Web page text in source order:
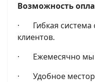
Возможность
· Гибкая система
клиентов.
· Ежемесячно мы
· Удобное